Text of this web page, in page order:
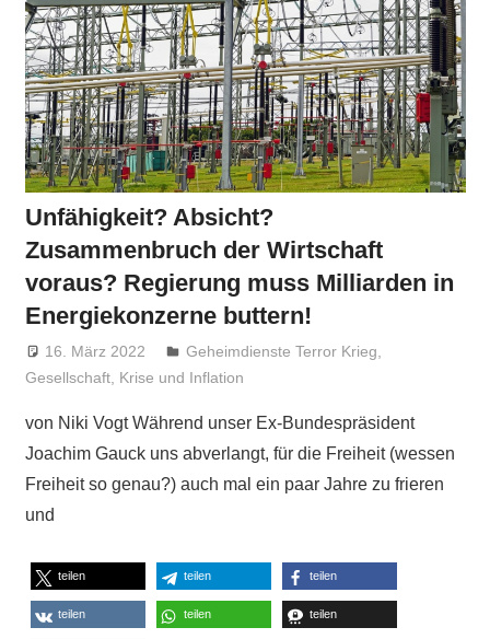
Unfähigkeit? Absicht?
Zusammenbruch der Wirtschaft
voraus? Regierung muss Milliarden in
Energiekonzerne buttern!
16. März 2022 Niki Vogt
Geheimdienste Terror Krieg
Gesellschaft, Krise und Inflation
von Niki Vogt Während unser Ex-Bundespräsident
Joachim Gauck uns abverlangt, für die Freiheit (wessen
Freiheit so genau?) auch mal ein paar Jahre zu frieren
und
teilen teilen teilen
teilen teilen teilen